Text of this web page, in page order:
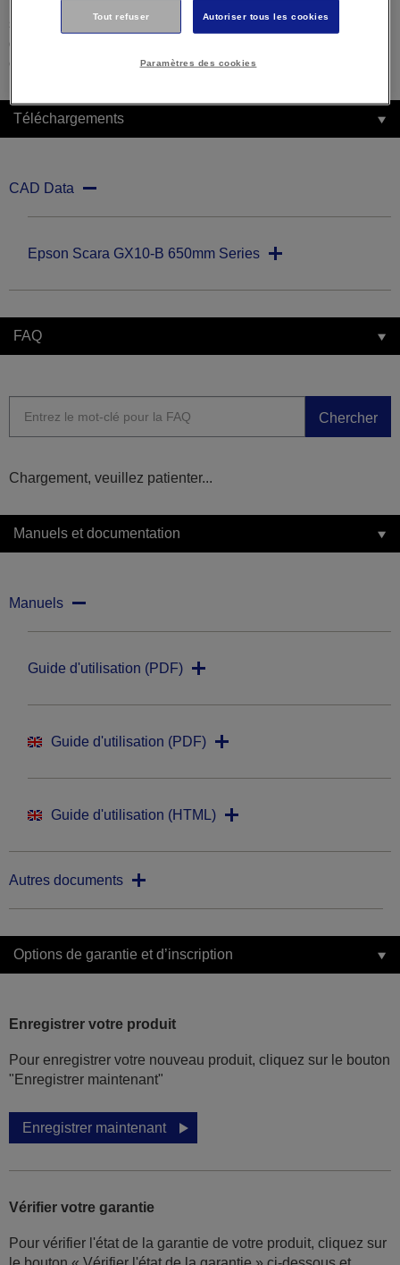
ne soit pas détecté correctement. Il est important que vous
sélectionniez manuellement votre système d'exploitation ci-
dessus pour vous assurer que vous visualisez un contenu
compatible.
Téléchargements
CAD Data
Epson Scara GX10-B 650mm Series
FAQ
Chercher
Chargement, veuillez patienter...
Manuels et documentation
Manuels
Guide d'utilisation (PDF)
Guide d'utilisation (PDF)
Guide d'utilisation (HTML)
Autres documents
Options de garantie et d’inscription
Enregistrer votre produit
Pour enregistrer votre nouveau produit, cliquez sur le bouton
"Enregistrer maintenant"
Enregistrer maintenant
Vérifier votre garantie
Pour vérifier l'état de la garantie de votre produit, cliquez sur
Tout refuser Autoriser tous les cookies
Paramètres des cookies